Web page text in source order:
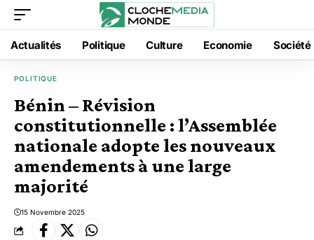
Actualités Politique Culture Economie Société
POLITIQUE
Bénin – Révision
constitutionnelle : l’Assemblée
nationale adopte les nouveaux
amendements à une large
majorité
15 Novembre 2025